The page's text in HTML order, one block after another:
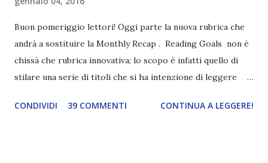
Buon pomeriggio lettori! Oggi parte la nuova rubrica che
andrà a sostituire la Monthly Recap . Reading Goals non è
chissà che rubrica innovativa; lo scopo è infatti quello di
stilare una serie di titoli che si ha intenzione di leggere
una rubrica per tenere sotto controllo le reading
CONDIVIDI 39 COMMENTI CONTINUA A LEGGERE!